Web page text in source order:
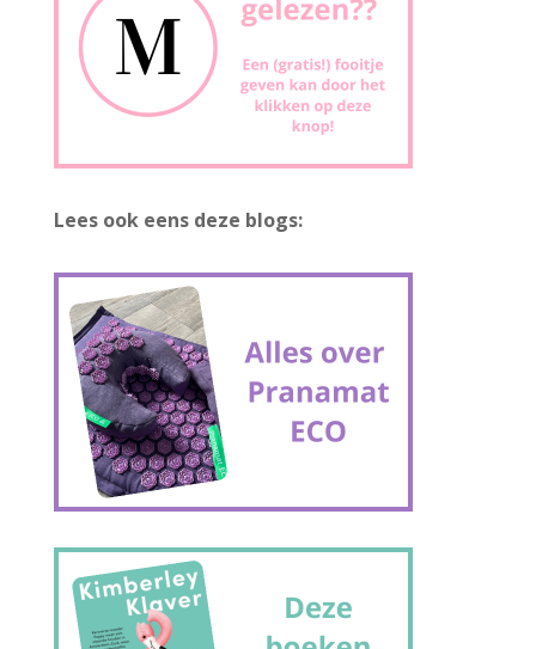
Lees ook eens deze blogs: